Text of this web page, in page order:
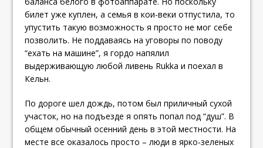
билет уже куплен, а семья в кои-веки отпустила, то
упустить такую возможность я просто не мог себе
позволить. Не поддаваясь на уговоры по поводу
“ехать на машине”, я гордо напялил
выдерживающую любой ливень Rukka и поехал в
Кельн.
По дороге шел дождь, потом был приличный сухой
участок, но на подъезде я опять попал под “душ”. В
общем обычный осенний день в этой местности. На
месте все оказалось просто – люди в ярко-зеленых